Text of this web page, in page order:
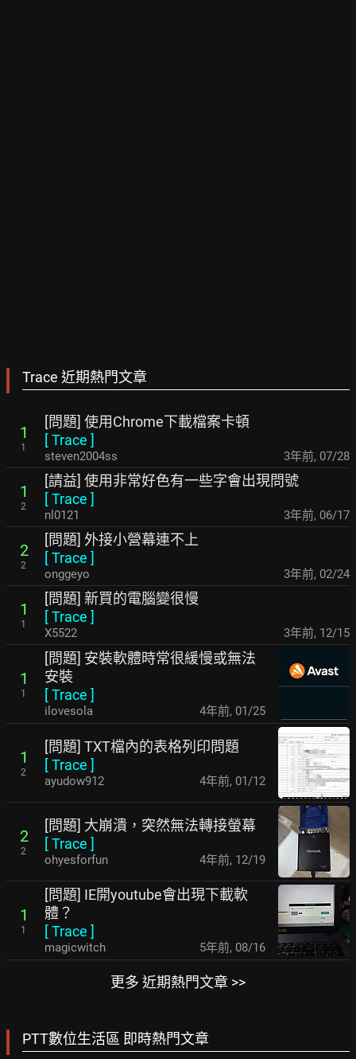
Trace 近期熱門文章
1
1
[問題] 使用Chrome下載檔案卡頓
[Trace ]
steven2004ss 3年前, 07/28
1
2
[請益] 使用非常好色有一些字會出現問號
[Trace ]
nl0121 3年前, 06/17
2
2
[問題] 外接小營幕連不上
[Trace ]
onggeyo 3年前, 02/24
1
1
[問題] 新買的電腦變很慢
[Trace ]
X5522 3年前, 12/15
1
1
[問題] 安裝軟體時常很緩慢或無法
安裝
[Trace ]
ilovesola 4年前, 01/25
1
2
[問題] TXT檔內的表格列印問題
[Trace ]
ayudow912 4年前, 01/12
2
2
[問題] 大崩潰，突然無法轉接螢幕
[Trace ]
ohyesforfun 4年前, 12/19
1
1
[問題] IE開youtube會出現下載軟
體？
[Trace ]
magicwitch 5年前, 08/16
更多 近期熱門文章 >>
PTT數位生活區 即時熱門文章